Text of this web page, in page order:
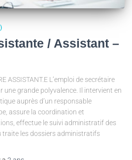
/ Assistant –
ASSISTANT.E L’emploi de secrétaire
grande polyvalence. Il intervient en
auprès d’un responsable
assure la coordination et
effectue le suivi administratif des
les dossiers administratifs